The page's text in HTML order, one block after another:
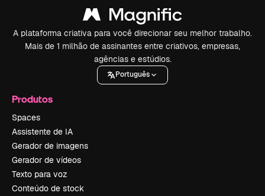
A plataforma criativa para você direcionar seu melhor trabalho.
Mais de 1 milhão de assinantes entre criativos, empresas,
agências e estúdios.
Português
Produtos
Spaces
Assistente de IA
Gerador de imagens
Gerador de vídeos
Texto para voz
Conteúdo de stock